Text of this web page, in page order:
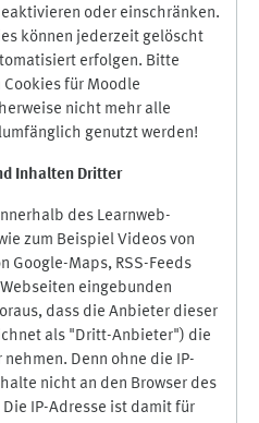
oder einschränken.
können jederzeit gelöscht
erfolgen. Bitte
für Moodle
nicht mehr alle
genutzt werden!
Inhalten Dritter
des Learnweb-
zum Beispiel Videos von
Google-Maps, RSS-Feeds
eingebunden
dass die Anbieter dieser
als "Dritt-Anbieter") die
Denn ohne die IP-
nicht an den Browser des
IP-Adresse ist damit für